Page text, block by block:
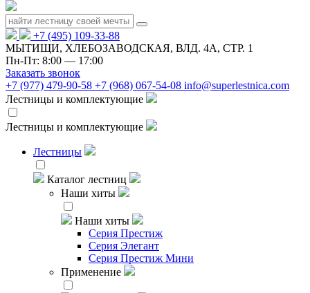
+7 (495) 109-33-88
МЫТИЩИ, ХЛЕБОЗАВОДСКАЯ, ВЛД. 4А, СТР. 1
Пн-Пт: 8:00 — 17:00
Заказать звонок
+7 (977) 479-90-58 +7 (968) 067-54-08 info@superlestnica.com
Лестницы и комплектующие
Лестницы и комплектующие
Лестницы
Каталог лестниц
Наши хиты
Наши хиты
Серия Престиж
Серия Элегант
Серия Престиж Мини
Применение